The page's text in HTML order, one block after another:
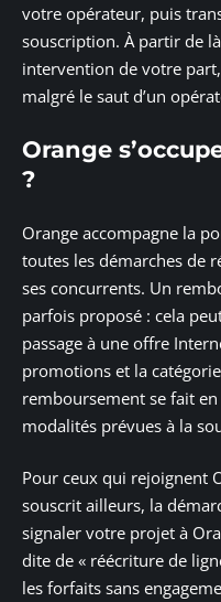
votre opérateur, puis
souscription. À partir de
intervention de votre
malgré le saut d’un
Orange
?
Orange accompagne la
toutes les démarches de
ses concurrents. Un
parfois proposé : cela
passage à une offre
promotions et la
remboursement se fait
modalités prévues à la
Pour ceux qui rejoignent
souscrit ailleurs, la
signaler votre projet à
dite de « réécriture de
les forfaits sans